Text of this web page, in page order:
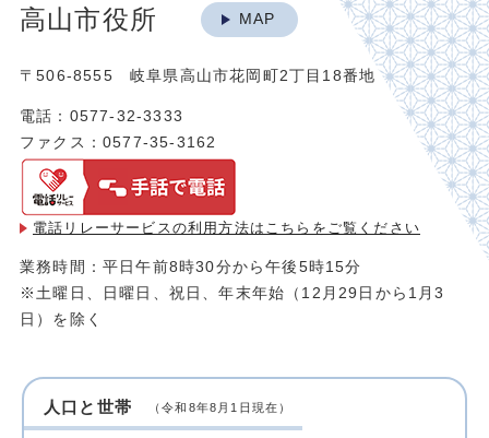
高山市役所 MAP
〒506-8555 岐阜県高山市花岡町2丁目18番地
電話：0577-32-3333
ファクス：0577-35-3162
電話リレーサービスの利用方法は こちらをご覧ください
業務時間：平日午前8時30分から午後5時15分
※土曜日、日曜日、祝日、年末年始（12月29日から1月3
日）を除く
人口と世帯 （令和8年8月1日現在）